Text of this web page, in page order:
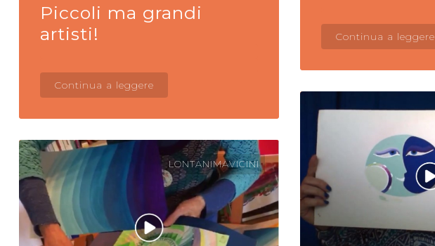
Piccoli ma grandi
artisti!
Continua a leggere
Continua a leggere
LONTANIMAVICINI